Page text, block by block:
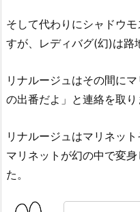
そして代わりにシャドウ
すが、レディバグ(幻)は路
リナルージュはその間に
の出番だよ」と連絡を取り
リナルージュはマリネッ
マリネットが幻の中で変
た。